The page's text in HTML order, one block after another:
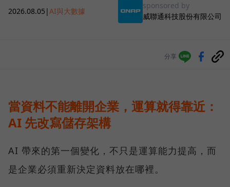
2026.08.05 |AI與大數據
sponsored by
威聯通科技股份有限公司
分享
當資料不能離開企業，運算就得靠近：
AI 先改寫儲存架構
AI 帶來的第一個變化，不只是運算能力提高，而
是企業必須重新決定資料放在哪裡。